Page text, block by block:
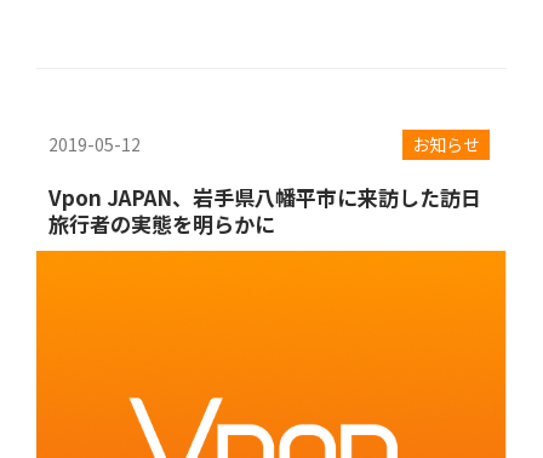
2019-05-12 お知らせ
Vpon JAPAN、岩手県八幡平市に来訪した訪日
旅行者の実態を明らかに